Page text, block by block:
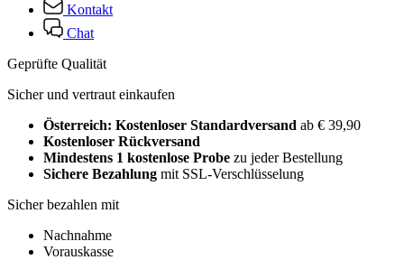
Kontakt
Chat
Geprüfte Qualität
Sicher und vertraut einkaufen
Österreich: Kostenloser Standardversand ab € 39,90
Kostenloser Rückversand
Mindestens 1 kostenlose Probe zu jeder Bestellung
Sichere Bezahlung mit SSL-Verschlüsselung
Sicher bezahlen mit
Nachnahme
Vorauskasse